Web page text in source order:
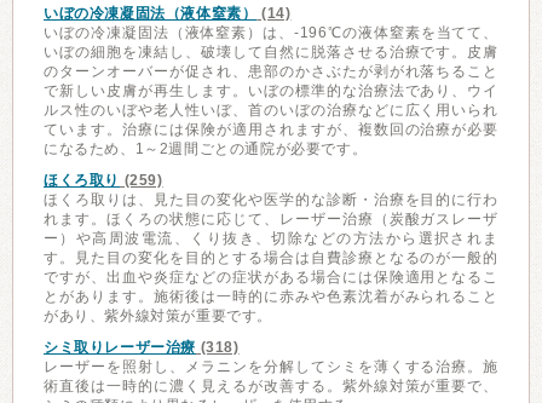
いぼの冷凍凝固法（液体窒素）
(14)
いぼの冷凍凝固法（液体窒素）は、-196℃の液体窒素を当てて、
いぼの細胞を凍結し、破壊して自然に脱落させる治療です。皮膚
のターンオーバーが促され、患部のかさぶたが剥がれ落ちること
で新しい皮膚が再生します。いぼの標準的な治療法であり、ウイ
ルス性のいぼや老人性いぼ、首のいぼの治療などに広く用いられ
ています。治療には保険が適用されますが、複数回の治療が必要
になるため、1～2週間ごとの通院が必要です。
ほくろ取り (259)
ほくろ取りは、見た目の変化や医学的な診断・治療を目的に行わ
れます。ほくろの状態に応じて、レーザー治療（炭酸ガスレーザ
ー）や高周波電流、くり抜き、切除などの方法から選択されま
す。見た目の変化を目的とする場合は自費診療となるのが一般的
ですが、出血や炎症などの症状がある場合には保険適用となるこ
とがあります。施術後は一時的に赤みや色素沈着がみられること
があり、紫外線対策が重要です。
シミ取りレーザー治療 (318)
レーザーを照射し、メラニンを分解してシミを薄くする治療。施
術直後は一時的に濃く見えるが改善する。紫外線対策が重要で、